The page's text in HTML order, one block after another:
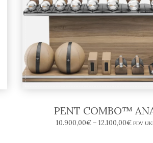
PENT COMBO™
10.900,00€ – 12.100,00€ PDV